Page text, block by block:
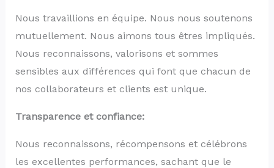
Nous travaillions en équipe. Nous nous soutenons
mutuellement. Nous aimons tous êtres impliqués.
Nous reconnaissons, valorisons et sommes
sensibles aux différences qui font que chacun de
nos collaborateurs et clients est unique.
Transparence et confiance:
Nous reconnaissons, récompensons et célébrons
les excellentes performances, sachant que le